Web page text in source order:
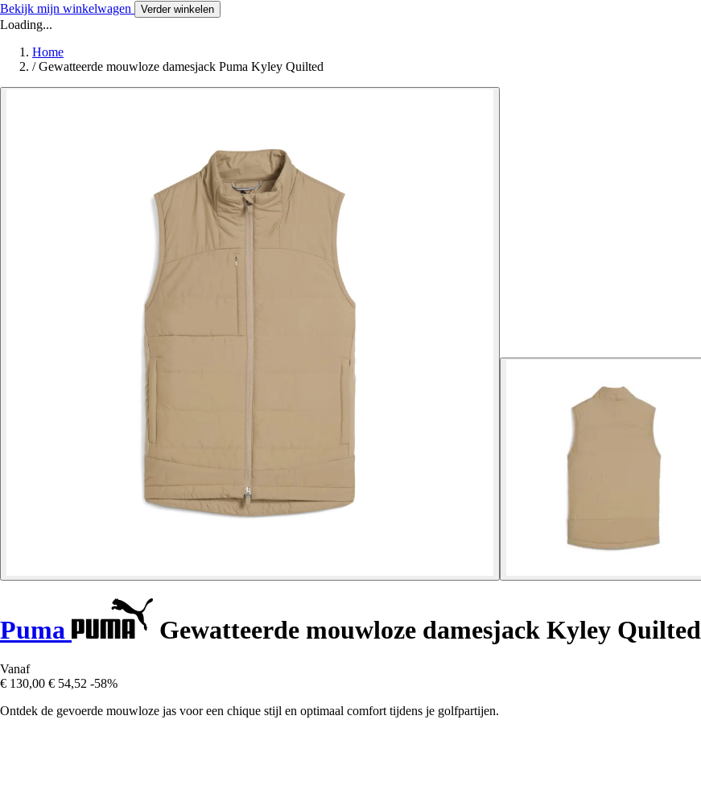
Bekijk mijn winkelwagen Verder winkelen
Loading...
Home
/ Gewatteerde mouwloze damesjack Puma Kyley Quilted
Puma Gewatteerde mouwloze damesjack Kyley Quilted
Vanaf
€ 130,00 € 54,52 -58%
Ontdek de gevoerde mouwloze jas voor een chique stijl en optimaal comfort tijdens je golfpartijen.